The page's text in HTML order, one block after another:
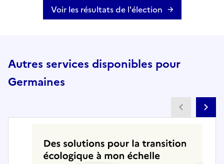
Voir les résultats de l'élection
Autres services disponibles pour
Germaines